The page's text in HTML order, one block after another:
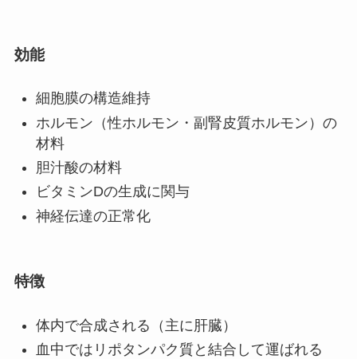
効能
細胞膜の構造維持
ホルモン（性ホルモン・副腎皮質ホルモン）の
材料
胆汁酸の材料
ビタミンDの生成に関与
神経伝達の正常化
特徴
体内で合成される（主に肝臓）
血中ではリポタンパク質と結合して運ばれる